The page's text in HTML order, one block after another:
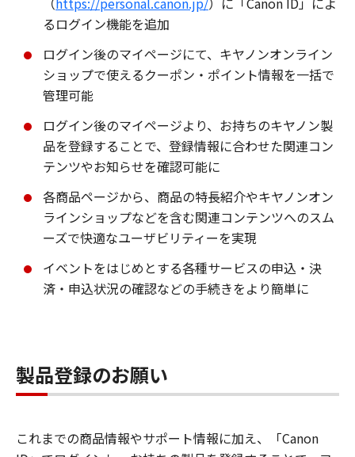
るログイン機能を追加
ログイン後のマイページにて、キヤノンオンライン
ショップで使えるクーポン・ポイント情報を一括で
管理可能
ログイン後のマイページより、お持ちのキヤノン製
品を登録することで、登録情報に合わせた関連コン
テンツやお知らせを確認可能に
各商品ページから、商品の特長紹介やキヤノンオン
ラインショップなどを含む関連コンテンツへのスム
ーズで快適なユーザビリティーを実現
イベントをはじめとする各種サービスの申込・決
済・申込状況の確認などの手続きをより簡単に
製品登録のお願い
これまでの商品情報やサポート情報に加え、「Canon